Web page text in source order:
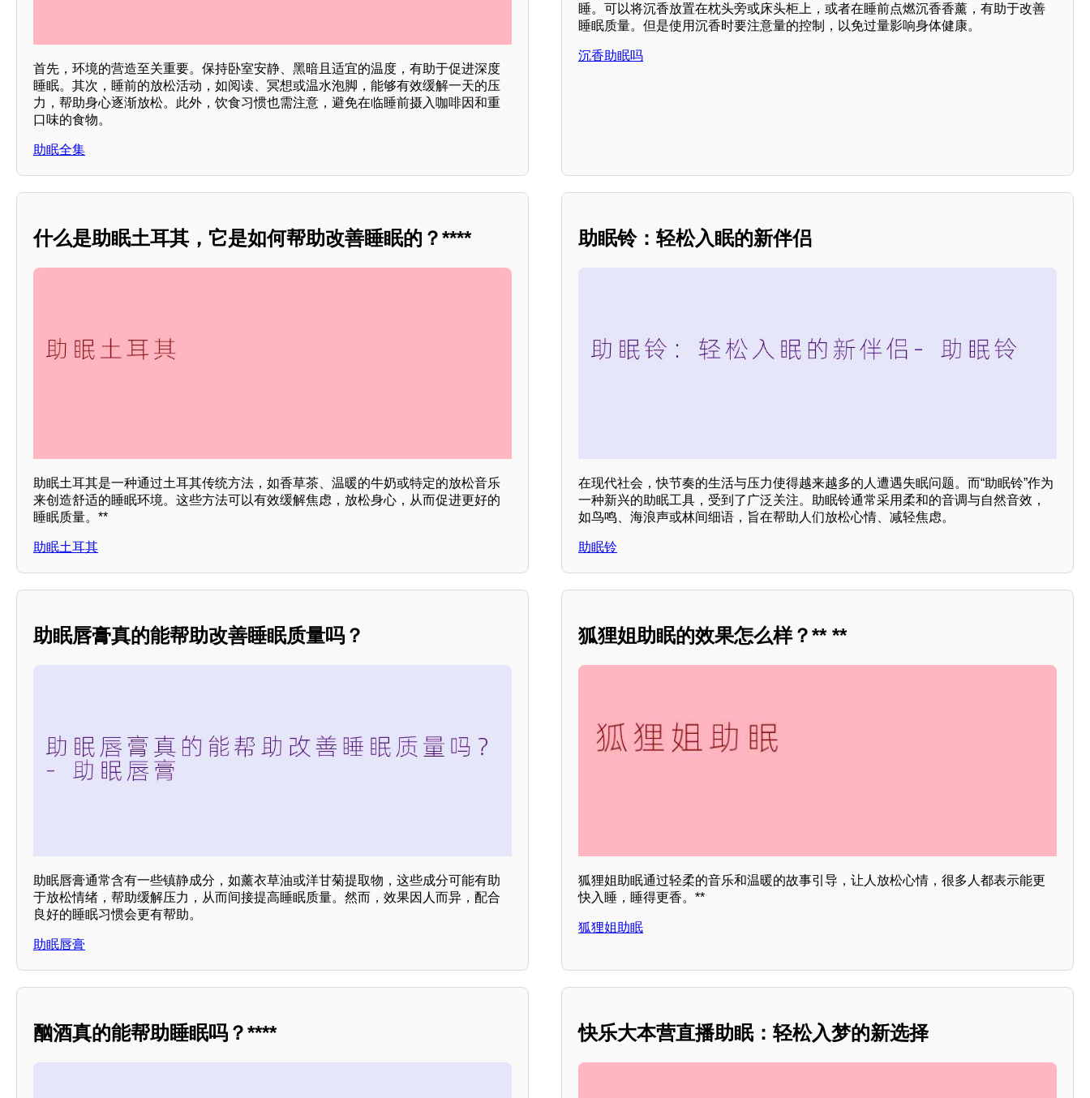
首先，环境的营造至关重要。保持卧室安静、黑暗且适宜的温度，有助于促进深度
睡眠。其次，睡前的放松活动，如阅读、冥想或温水泡脚，能够有效缓解一天的压
力，帮助身心逐渐放松。此外，饮食习惯也需注意，避免在临睡前摄入咖啡因和重
口味的食物。
助眠全集
睡。可以将沉香放置在枕头旁或床头柜上，或者在睡前点燃沉香香薰，有助于改善
睡眠质量。但是使用沉香时要注意量的控制，以免过量影响身体健康。
沉香助眠吗
什么是助眠土耳其，它是如何帮助改善睡眠的？****
助眠土耳其是一种通过土耳其传统方法，如香草茶、温暖的牛奶或特定的放松音乐
来创造舒适的睡眠环境。这些方法可以有效缓解焦虑，放松身心，从而促进更好的
睡眠质量。**
助眠土耳其
助眠铃：轻松入眠的新伴侣
在现代社会，快节奏的生活与压力使得越来越多的人遭遇失眠问题。而“助眠铃”作为
一种新兴的助眠工具，受到了广泛关注。助眠铃通常采用柔和的音调与自然音效，
如鸟鸣、海浪声或林间细语，旨在帮助人们放松心情、减轻焦虑。
助眠铃
助眠唇膏真的能帮助改善睡眠质量吗？
助眠唇膏通常含有一些镇静成分，如薰衣草油或洋甘菊提取物，这些成分可能有助
于放松情绪，帮助缓解压力，从而间接提高睡眠质量。然而，效果因人而异，配合
良好的睡眠习惯会更有帮助。
助眠唇膏
狐狸姐助眠的效果怎么样？** **
狐狸姐助眠通过轻柔的音乐和温暖的故事引导，让人放松心情，很多人都表示能更
快入睡，睡得更香。**
狐狸姐助眠
酗酒真的能帮助睡眠吗？**** 快乐大本营直播助眠：轻松入梦的新选择